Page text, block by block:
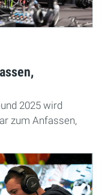
2025 wird
zum Anfassen,